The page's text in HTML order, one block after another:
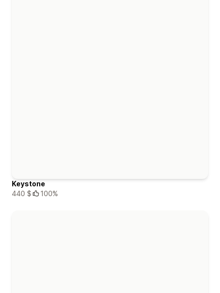
Keystone
440 $
100%